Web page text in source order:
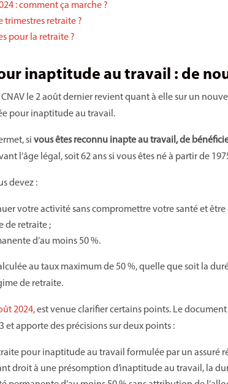
: comment ça marche ?
retraite ?
pour la retraite ?
inaptitude au travail : de
le 2 août dernier revient quant à elle sur un
pour inaptitude au travail.
sivous êtes reconnu inapte au travail, de
l’âge légal, soit 62 ans si vous êtes né à partir de
devez :
votre activité sans compromettre votre santé et
de retraite ;
d’au moins 50 %.
au taux maximum de 50 %, quelle que soit la
de retraite.
2024, est venue clarifier certains points. Le
et apporte des précisions sur deux points :
pour inaptitude au travail formulée par un assuré
droit à une présomption d’inaptitude au travail, la